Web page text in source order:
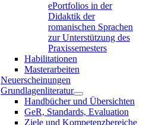
ePortfolios in der
Didaktik der
romanischen Sprachen
zur Unterstützung des
Praxissemesters
Habilitationen
Masterarbeiten
Neuerscheinungen
Grundlagenliteratur
Handbücher und Übersichten
GeR, Standards, Evaluation
Ziele und Kompetenzbereiche